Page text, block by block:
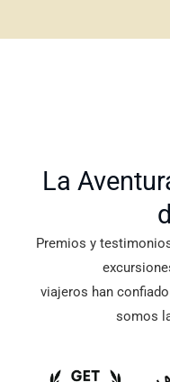
La
Premios y
viajeros han
somos